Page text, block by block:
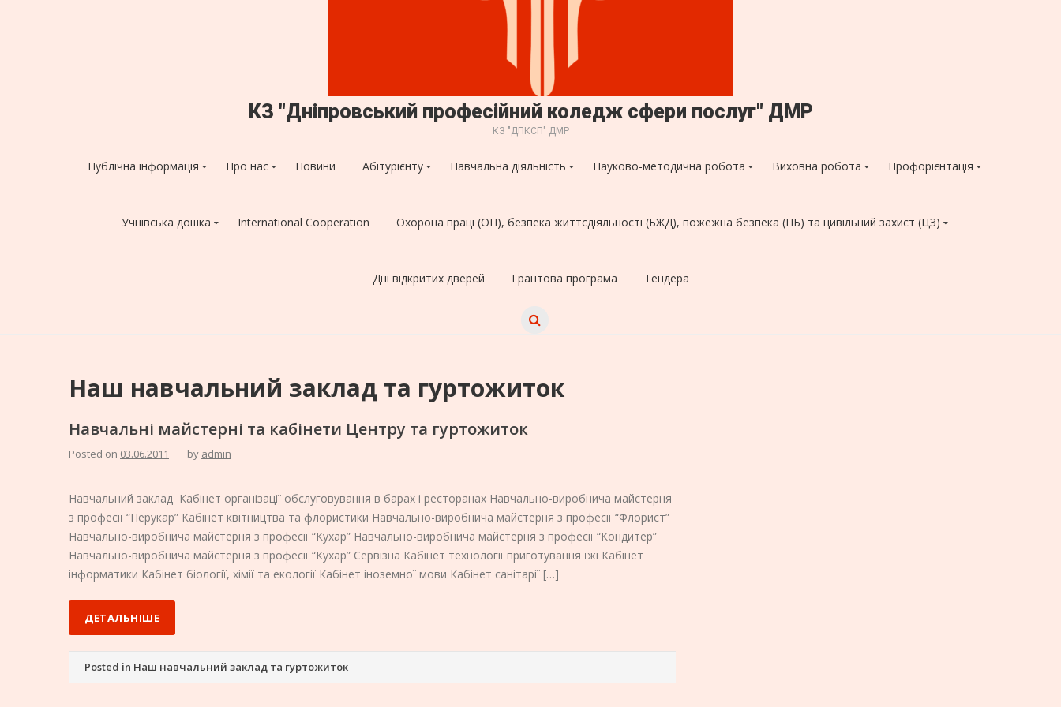
КЗ "Дніпровський професійний коледж сфери послуг" ДМР
КЗ "ДПКСП" ДМР
Публічна інформація Про нас Новини Абітурієнту Навчальна діяльність Науково-методична робота Виховна робота Профорієнтація
Учнівська дошка International Cooperation Охорона праці (ОП), безпека життєдіяльності (БЖД), пожежна безпека (ПБ) та цивільний захист (ЦЗ)
Дні відкритих дверей Грантова програма Тендера
Наш навчальний заклад та гуртожиток
Навчальні майстерні та кабінети Центру та гуртожиток
Posted on 03.06.2011 by admin
Навчальний заклад Кабінет організації обслуговування в барах і ресторанах Навчально-виробнича майстерня
з професії “Перукар” Кабінет квітництва та флористики Навчально-виробнича майстерня з професії “Флорист”
Навчально-виробнича майстерня з професії “Кухар” Навчально-виробнича майстерня з професії “Кондитер”
Навчально-виробнича майстерня з професії “Кухар” Сервізна Кабінет технології приготування їжі Кабінет
інформатики Кабінет біології, хімії та екології Кабінет іноземної мови Кабінет санітарії […]
ДЕТАЛЬНІШЕ
Posted in Наш навчальний заклад та гуртожиток